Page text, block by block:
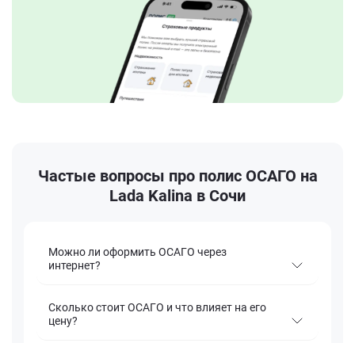
Частые вопросы про полис ОСАГО на
Lada Kalina в Сочи
Можно ли оформить ОСАГО через
интернет?
Сколько стоит ОСАГО и что влияет на его
цену?